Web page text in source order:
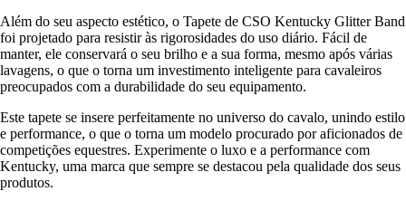
Além do seu aspecto estético, o Tapete de CSO Kentucky Glitter Band
foi projetado para resistir às rigorosidades do uso diário. Fácil de
manter, ele conservará o seu brilho e a sua forma, mesmo após várias
lavagens, o que o torna um investimento inteligente para cavaleiros
preocupados com a durabilidade do seu equipamento.
Este tapete se insere perfeitamente no universo do cavalo, unindo estilo
e performance, o que o torna um modelo procurado por aficionados de
competições equestres. Experimente o luxo e a performance com
Kentucky, uma marca que sempre se destacou pela qualidade dos seus
produtos.